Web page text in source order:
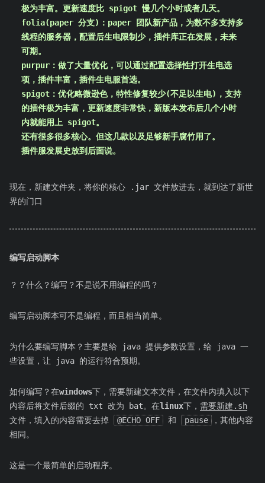
极为丰富。更新速度比 spigot 慢几个小时或者几天。
folia(paper 分支)：paper 团队新产品，为数不多支持多
线程的服务器，配置后生电限制少，插件库正在发展，未来
可期。
purpur：做了大量优化，可以通过配置选择性打开生电选
项，插件丰富，插件生电服首选。
spigot：优化略微逊色，特性修复较少(不足以生电)，支持
的插件极为丰富，更新速度非常快，新版本发布后几个小时
内就能用上 spigot。
还有很多很多核心。但这几款以及足够新手腐竹用了。
插件服发展史放到后面说。
现在，新建文件夹，将你的核心 .jar 文件放进去，就到达了新世
界的门口
编写启动脚本
？？什么？编写？不是说不用编程的吗？
编写启动脚本可不是编程，而且相当简单。
为什么要编写脚本？主要是给 java 提供参数设置，给 java 一
些设置，让 java 的运行符合预期。
如何编写？在windows下，需要新建文本文件，在文件内填入以下
内容后将文件后缀的 txt 改为 bat。在linux下， 需要新建.sh
文件，填入的内容需要去掉
@ECHO OFF 和 pause
，其他内容
相同。
这是一个最简单的启动程序。